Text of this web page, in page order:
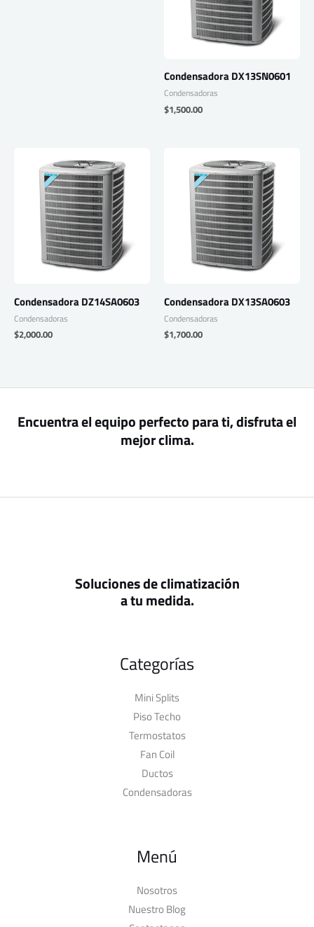
Condensadora DX13SN0601
Condensadoras
$1,500.00
Condensadora DZ14SA0603
Condensadoras
$2,000.00
Condensadora DX13SA0603
Condensadoras
$1,700.00
Encuentra el equipo perfecto para ti, disfruta el
mejor clima.
Soluciones de climatización
a tu medida.
Categorías
Mini Splits
Piso Techo
Termostatos
Fan Coil
Ductos
Condensadoras
Menú
Nosotros
Nuestro Blog